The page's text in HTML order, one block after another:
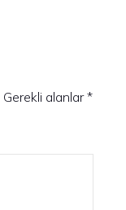
Gerekli alanlar*